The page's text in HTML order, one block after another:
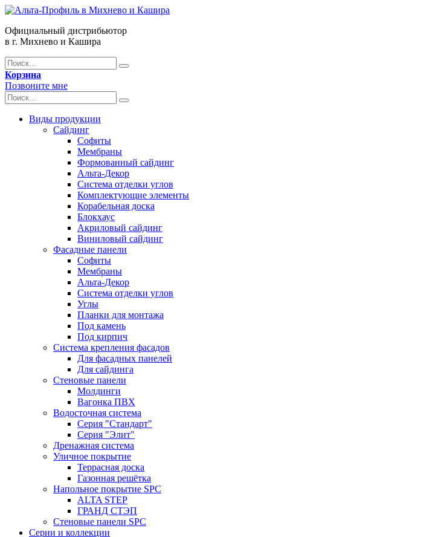
Официальный дистрибьютор
в г. Михнево и Кашира
Корзина
Позвоните мне
Виды продукции
Сайдинг
Софиты
Мембраны
Формованный сайдинг
Альта-Декор
Система отделки углов
Комплектующие элементы
Корабельная доска
Блокхаус
Акриловый сайдинг
Виниловый сайдинг
Фасадные панели
Софиты
Мембраны
Альта-Декор
Система отделки углов
Углы
Планки для монтажа
Под камень
Под кирпич
Система крепления фасадов
Для фасадных панелей
Для сайдинга
Стеновые панели
Молдинги
Вагонка ПВХ
Водосточная система
Серия "Стандарт"
Серия "Элит"
Дренажная система
Уличное покрытие
Террасная доска
Газонная решётка
Напольное покрытие SPC
ALTA STEP
ГРАНД СТЭП
Стеновые панели SPC
Серии и коллекции